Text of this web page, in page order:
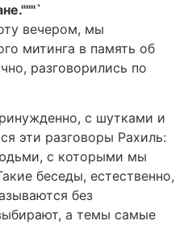
вечером, мы
митинга в память об
разговорились по
с шутками и
эти разговоры Рахиль:
с которыми мы
беседы, естественно,
без
а темы самые